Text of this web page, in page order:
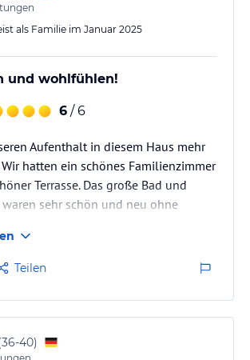
als Familie im Januar 2025
und wohlfühlen!
6 / 6
Aufenthalt in diesem Haus mehr
hatten ein schönes Familienzimmer
Terrasse. Das große Bad und
sehr schön und neu ohne
reichen ohne Worte, tatsächlich es
super frische, gute Backwaren,
frisch zubereitet egal ob Omelett,
oder Spiegelei und an den Tisch
frische Früchte, Prosecco und und und.
Teilen
36-40)